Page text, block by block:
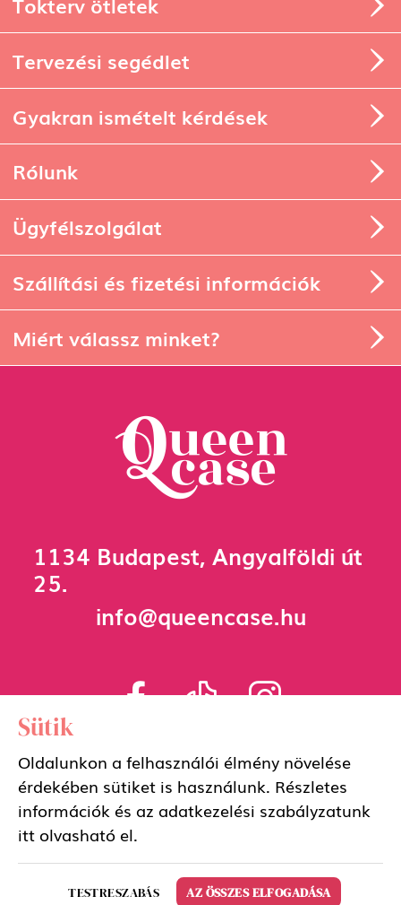
Tervezési segédlet
Gyakran ismételt kérdések
Ügyfélszolgálat
1134 Budapest, Angyalföldi út
25.
info@queencase.hu
Adatkezelési szabályzat
Általános szerződési feltételek
Sütik
Oldalunkon a felhasználói élmény növelése
érdekében sütiket is használunk. Részletes
információk és az adatkezelési szabályzatunk
itt olvasható el.
TESTRESZABÁS AZ ÖSSZES ELFOGADÁSA